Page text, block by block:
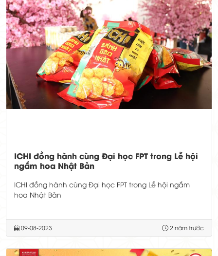
ICHI đồng hành cùng Đại học FPT trong Lễ hội
ngắm hoa Nhật Bản
ICHI đồng hành cùng Đại học FPT trong Lễ hội ngắm
hoa Nhật Bản
09-08-2023 2 năm trước